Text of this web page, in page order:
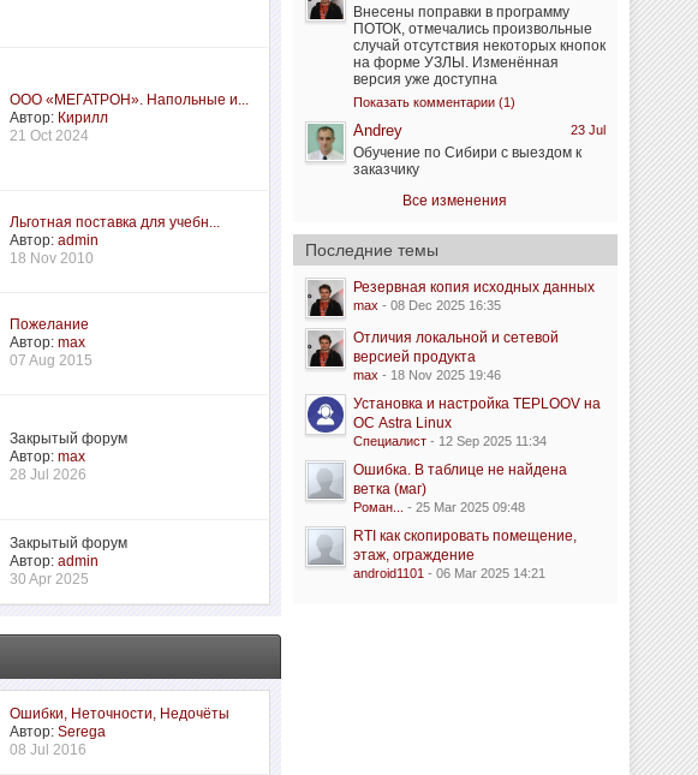
ООО «МЕГАТРОН». Напольные и...
Автор: Кирилл
21 Oct 2024
Льготная поставка для учебн...
Автор:admin
18 Nov 2010
Пожелание
Автор:max
07 Aug 2015
Закрытый форум
Автор:max
28 Jul 2026
Закрытый форум
Автор:admin
30 Apr 2025
Ошибки, Неточности, Недочёты
Автор:Serega
08 Jul 2016
Внесены поправки в программу
ПОТОК, отмечались произвольные
случай отсутствия некоторых кнопок
на форме УЗЛЫ. Изменённая
версия уже доступна
Показать комментарии (1)
23 Jul
Andrey
Обучение по Сибири с выездом к
заказчику
Все изменения
Последние темы
Резервная копия исходных данных
max - 08 Dec 2025 16:35
Отличия локальной и сетевой
версией продукта
max - 18 Nov 2025 19:46
Установка и настройка TEPLOOV на
ОС Astra Linux
Специалист- 12 Sep 2025 11:34
Ошибка. В таблице не найдена
ветка (маг)
Роман... - 25 Mar 2025 09:48
RTI как скопировать помещение,
этаж, ограждение
android1101 - 06 Mar 2025 14:21